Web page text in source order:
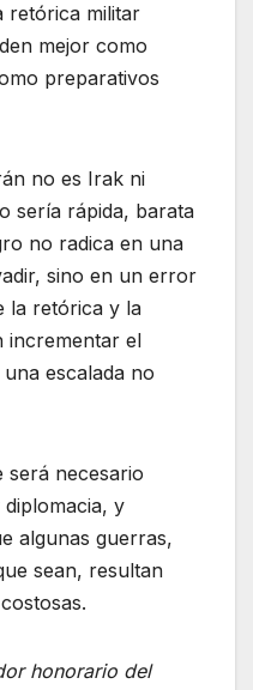
retórica militar
mejor como
preparativos
no es Irak ni
sería rápida, barata
no radica en una
sino en un error
la retórica y la
incrementar el
escalada no
será necesario
y
algunas guerras,
sean, resultan
honorario del